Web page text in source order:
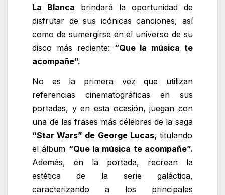
La Blanca brindará la oportunidad de
disfrutar de sus icónicas canciones, así
como de sumergirse en el universo de su
disco más reciente: “Que la música te
acompañe”.
No es la primera vez que utilizan
referencias cinematográficas en sus
portadas, y en esta ocasión, juegan con
una de las frases más célebres de la saga
“Star Wars” de George Lucas, titulando
el álbum “Que la música te acompañe”.
Además, en la portada, recrean la
estética de la serie galáctica,
caracterizando a los principales